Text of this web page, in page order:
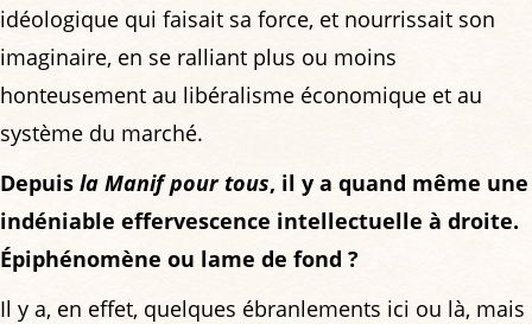
idéologique qui faisait sa force, et nourrissait son
imaginaire, en se ralliant plus ou moins
honteusement au libéralisme économique et au
système du marché.
Depuis la Manif pour tous, il y a quand même une
indéniable effervescence intellectuelle à droite.
Épiphénomène ou lame de fond ?
Il y a, en effet, quelques ébranlements ici ou là, mais